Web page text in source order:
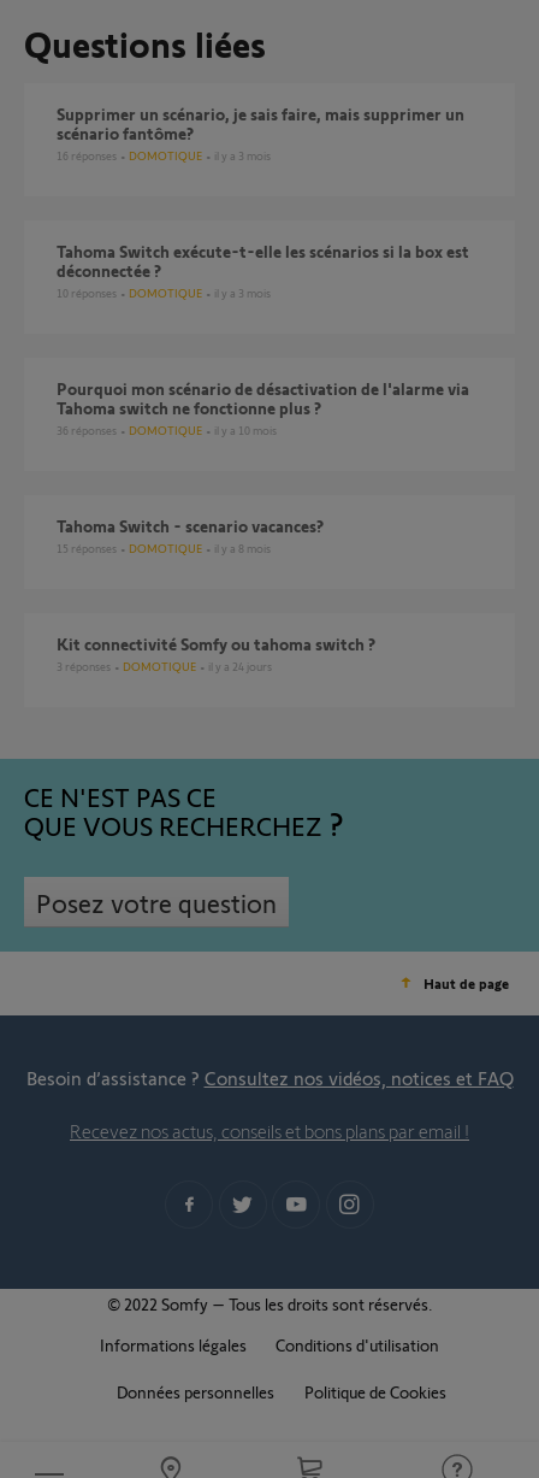
Questions liées
Supprimer un scénario, je sais faire, mais supprimer un
scénario fantôme?
16 réponses DOMOTIQUE il y a 3 mois
Tahoma Switch exécute-t-elle les scénarios si la box est
déconnectée ?
10 réponses DOMOTIQUE il y a 3 mois
Pourquoi mon scénario de désactivation de l'alarme via
Tahoma switch ne fonctionne plus ?
36 réponses DOMOTIQUE il y a 10 mois
Tahoma Switch - scenario vacances?
15 réponses DOMOTIQUE il y a 8 mois
Kit connectivité Somfy ou tahoma switch ?
3 réponses DOMOTIQUE il y a 24 jours
CE N'EST PAS CE
QUE VOUS RECHERCHEZ
Posez votre question
Haut de page
Besoin d’assistance ? Consultez nos vidéos, notices et FAQ
Recevez nos actus, conseils et bons plans par email !
© 2022 Somfy – Tous les droits sont réservés.
Informations légales
Conditions d'utilisation
Données personnelles Politique de Cookies